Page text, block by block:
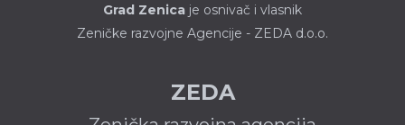
Grad Zenica je osnivač i vlasnik
Zeničke razvojne Agencije - ZEDA d.o.o.
ZEDA